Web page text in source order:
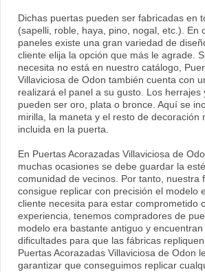
Dichas puertas pueden ser fabricadas en
(sapelli, roble, haya, pino, nogal, etc.). En
paneles existe una gran variedad de
cliente elija la opción que más le agrade.
necesita no está en nuestro catálogo,
Villaviciosa de Odon también cuenta con
realizará el panel a su gusto. Los herrajes
pueden ser oro, plata o bronce. Aquí se
mirilla, la maneta y el resto de decoración
incluida en la puerta.
En Puertas Acorazadas Villaviciosa de
muchas ocasiones se debe guardar la
comunidad de vecinos. Por tanto, nuestra
consigue replicar con precisión el modelo
cliente necesita para estar comprometido
experiencia, tenemos compradores de
modelo era bastante antiguo y
dificultades para que las fábricas
Puertas Acorazadas Villaviciosa de Odon
garantizar que conseguimos replicar